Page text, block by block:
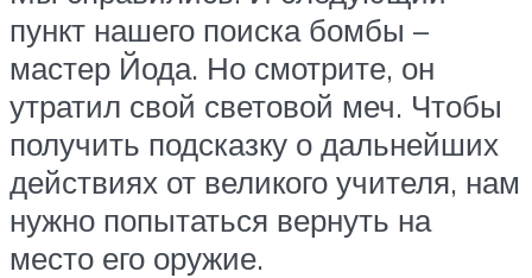
пункт нашего поиска бомбы –
мастер Йода. Но смотрите, он
утратил свой световой меч. Чтобы
получить подсказку о дальнейших
действиях от великого учителя, нам
нужно попытаться вернуть на
место его оружие.